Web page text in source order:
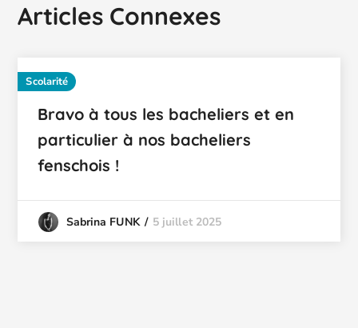
Articles Connexes
Scolarité
Bravo à tous les bacheliers et en
particulier à nos bacheliers
fenschois !
Sabrina FUNK 5 juillet 2025